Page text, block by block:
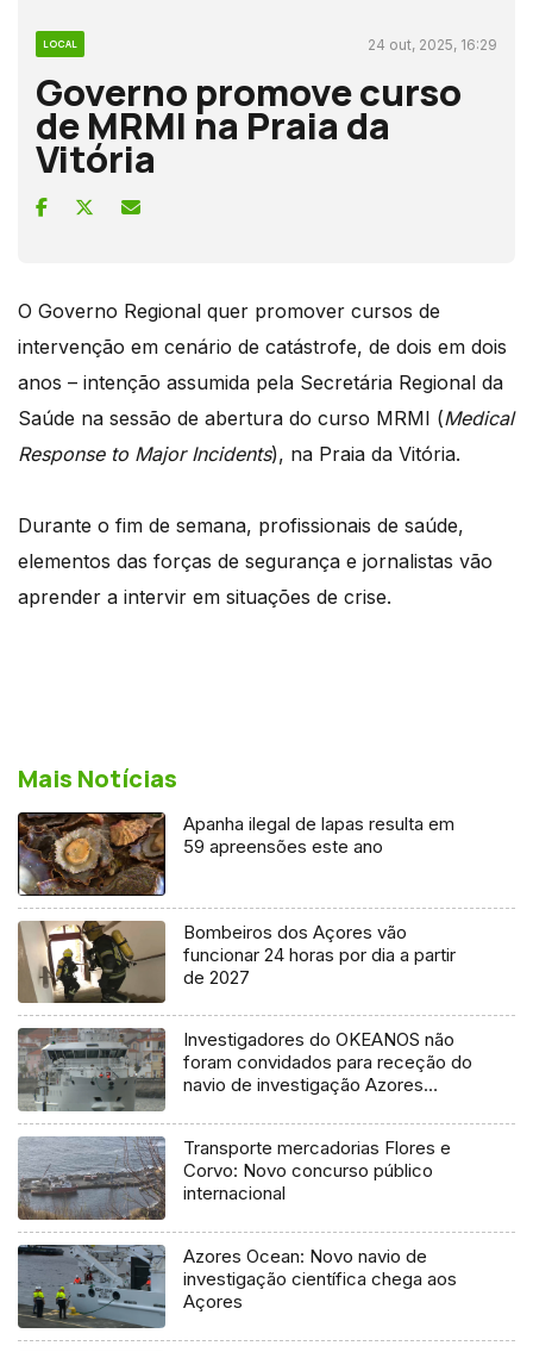
LOCAL 24 out, 2025, 16:29
Governo promove curso
de MRMI na Praia da
Vitória
O Governo Regional quer promover cursos de
intervenção em cenário de catástrofe, de dois em dois
anos – intenção assumida pela Secretária Regional da
Saúde na sessão de abertura do curso MRMI (Medical
Response to Major Incidents), na Praia da Vitória.
Durante o fim de semana, profissionais de saúde,
elementos das forças de segurança e jornalistas vão
aprender a intervir em situações de crise.
Mais Notícias
Apanha ilegal de lapas resulta em
59 apreensões este ano
Bombeiros dos Açores vão
funcionar 24 horas por dia a partir
de 2027
Investigadores do OKEANOS não
foram convidados para receção do
navio de investigação Azores
Transporte mercadorias Flores e
Corvo: Novo concurso público
internacional
Azores Ocean: Novo navio de
investigação científica chega aos
Açores